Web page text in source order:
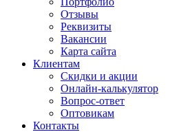
Отзывы
Реквизиты
Вакансии
Карта сайта
Клиентам
Скидки и акции
Онлайн-калькулятор
Вопрос-ответ
Оптовикам
Контакты